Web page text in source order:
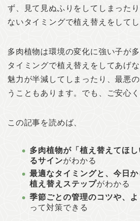
ず、見て見ぬふりをしてしまった
ないタイミングで植え替えをして
多肉植物は環境の変化に強い子が
タイミングで植え替えをしてあげ
魅力が半減してしまったり、最悪
うこともあります。でも、ご安心く
この記事を読めば、
多肉植物が「植え替えてほ
るサインがわかる
最適なタイミングと、今日
植え替えステップがわかる
季節ごとの管理のコツや、よ
って対策できる